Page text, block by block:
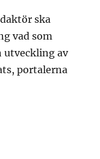
ska
vad som
utveckling av
portalerna